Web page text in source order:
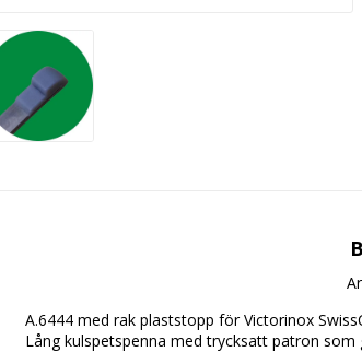
A.6444 med rak plaststopp för Victorinox
Lång kulspetspenna med trycksatt patron